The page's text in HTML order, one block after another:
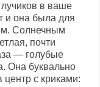
в ваше
и она была для
Солнечным
почти
— голубые
Она буквально
центр с криками: